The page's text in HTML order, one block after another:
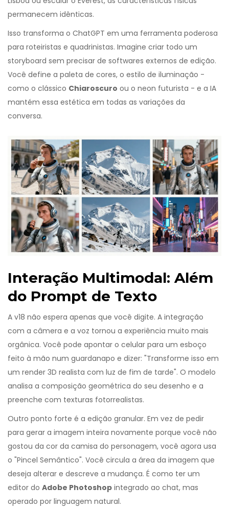
permanecem idênticas.
Isso transforma o ChatGPT em uma ferramenta poderosa
para roteiristas e quadrinistas. Imagine criar todo um
storyboard sem precisar de softwares externos de edição.
Você define a paleta de cores, o estilo de iluminação -
como o clássico Chiaroscuro ou o neon futurista - e a IA
mantém essa estética em todas as variações da
conversa.
Interação Multimodal: Além
do Prompt de Texto
A v18 não espera apenas que você digite. A integração
com a câmera e a voz tornou a experiência muito mais
orgânica. Você pode apontar o celular para um esboço
feito à mão num guardanapo e dizer: "Transforme isso em
um render 3D realista com luz de fim de tarde". O modelo
analisa a composição geométrica do seu desenho e a
preenche com texturas fotorrealistas.
Outro ponto forte é a edição granular. Em vez de pedir
para gerar a imagem inteira novamente porque você não
gostou da cor da camisa do personagem, você agora usa
o "Pincel Semântico". Você circula a área da imagem que
deseja alterar e descreve a mudança. É como ter um
editor do Adobe Photoshop integrado ao chat, mas
operado por linguagem natural.